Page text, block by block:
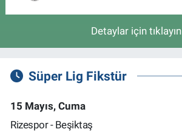
Detaylar için tıklayın
Süper Lig Fikstür
15 Mayıs, Cuma
Rizespor - Beşiktaş